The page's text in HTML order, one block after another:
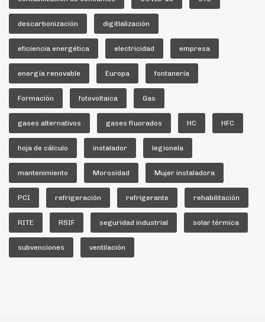
descarbonización digitlalización
eficiencia energética electricidad empresa
energía renovable Europa fontanería
Formación fotovoltaica Gas
gases alternativos gases fluorados HC HFC
hoja de cálculo instalador legionela
mantenimiento Morosidad Mujer instaladora
PCI refrigeración refrigerante rehabilitación
RITE RSIF seguridad industrial solar térmica
subvenciones ventilación